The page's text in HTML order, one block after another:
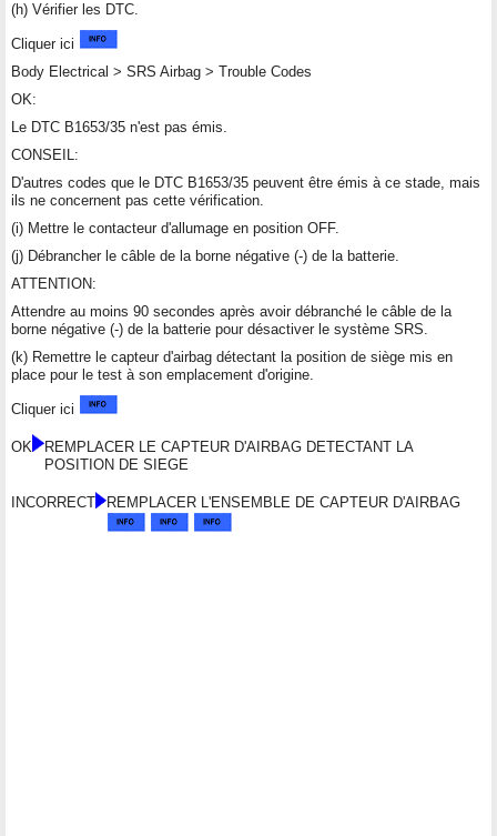
(h) Vérifier les DTC.
Cliquer ici
Body Electrical > SRS Airbag > Trouble Codes
OK:
Le DTC B1653/35 n'est pas émis.
CONSEIL:
D'autres codes que le DTC B1653/35 peuvent être émis à ce stade, mais
ils ne concernent pas cette vérification.
(i) Mettre le contacteur d'allumage en position OFF.
(j) Débrancher le câble de la borne négative (-) de la batterie.
ATTENTION:
Attendre au moins 90 secondes après avoir débranché le câble de la
borne négative (-) de la batterie pour désactiver le système SRS.
(k) Remettre le capteur d'airbag détectant la position de siège mis en
place pour le test à son emplacement d'origine.
Cliquer ici
OK
REMPLACER LE CAPTEUR D'AIRBAG DETECTANT LA
POSITION DE SIEGE
INCORRECT REMPLACER L'ENSEMBLE DE CAPTEUR D'AIRBAG